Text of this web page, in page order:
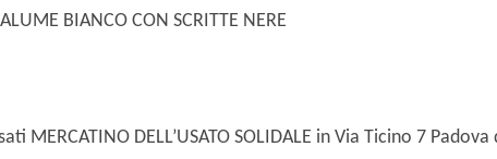
BIANCO CON SCRITTE NERE
DELL’USATO SOLIDALE in Via Ticino 7